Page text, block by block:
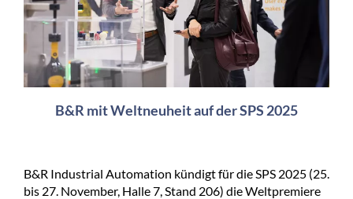
B&R mit Weltneuheit auf der SPS 2025
B&R Industrial Automation kündigt für die SPS 2025 (25.
bis 27. November, Halle 7, Stand 206) die Weltpremiere